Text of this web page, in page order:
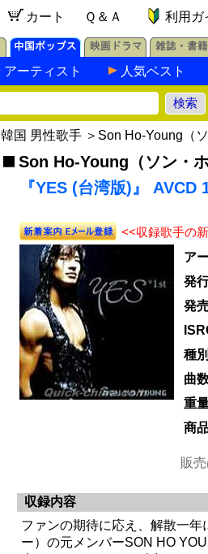
カート Ｑ＆Ａ 利用ガ
アーティスト 人気ベスト
韓国 男性歌手 ＞ Son Ho-Young（
Son Ho-Young（ソン・
『YES (台湾版)』 AVCD
<<収録歌手の
ア
発
発
種
曲
重
商
販
収録内容
ファンの期待に応え、解散一
ー）の元メンバーSON HO